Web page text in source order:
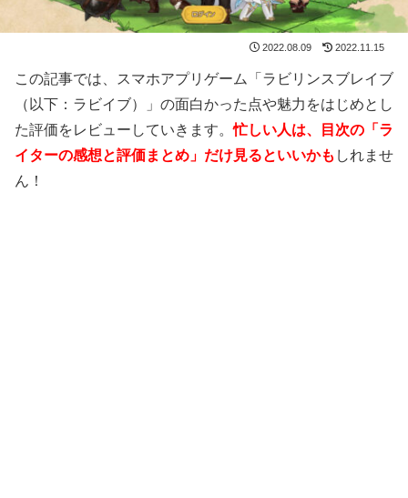
2022.08.09 2022.11.15
この記事では、スマホアプリゲーム「ラビリンスブレイブ
（以下：ラビイブ）」の面白かった点や魅力をはじめとし
た評価をレビューしていきます。忙しい人は、目次の「ラ
イターの感想と評価まとめ」だけ見るといいかも しれませ
ん！